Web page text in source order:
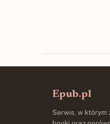
Epub.pl
Serwis, w którym